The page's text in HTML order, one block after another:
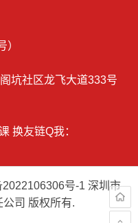
）
坑社区龙飞大道333号
换友链Q我：
2022106306号-1深圳市
司 版权所有.